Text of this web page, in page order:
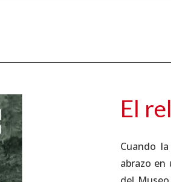
El
Cuando
abrazo en